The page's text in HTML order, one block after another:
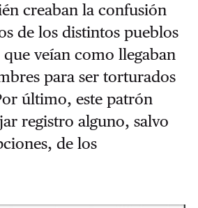
creaban la confusión
de los distintos pueblos
veían como llegaban
para ser torturados
último, este patrón
registro alguno, salvo
de los